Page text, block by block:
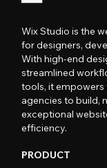
Wix Studio is the
for designers,
With high-end
streamlined
tools, it empowers
agencies to build,
exceptional
efficiency.
PRODUCT